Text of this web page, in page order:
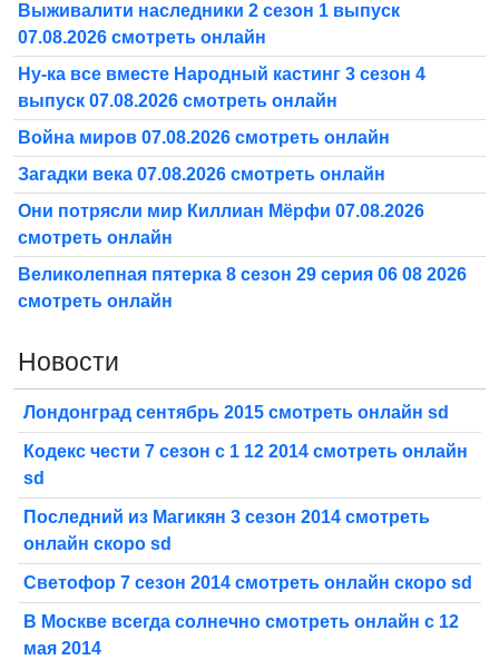
Выживалити наследники 2 сезон 1 выпуск
07.08.2026 смотреть онлайн
Ну-ка все вместе Народный кастинг 3 сезон 4
выпуск 07.08.2026 смотреть онлайн
Война миров 07.08.2026 смотреть онлайн
Загадки века 07.08.2026 смотреть онлайн
Они потрясли мир Киллиан Мёрфи 07.08.2026
смотреть онлайн
Великолепная пятерка 8 сезон 29 серия 06 08 2026
смотреть онлайн
Новости
Лондонград сентябрь 2015 смотреть онлайн sd
Кодекс чести 7 сезон с 1 12 2014 смотреть онлайн
sd
Последний из Магикян 3 сезон 2014 смотреть
онлайн скоро sd
Светофор 7 сезон 2014 смотреть онлайн скоро sd
В Москве всегда солнечно смотреть онлайн с 12
мая 2014